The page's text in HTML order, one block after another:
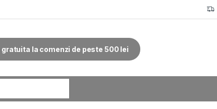
gratuita la comenzi de peste 500 lei